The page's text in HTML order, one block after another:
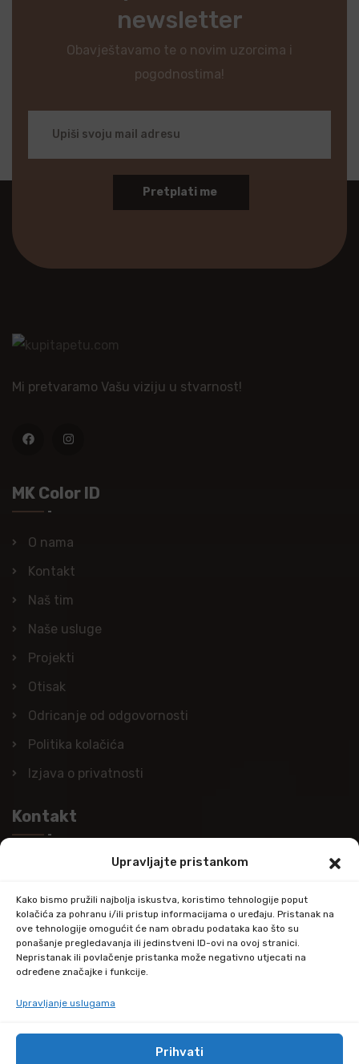
Upravljajte pristankom
Kako bismo pružili najbolja iskustva, koristimo tehnologije poput
kolačića za pohranu i/ili pristup informacijama o uređaju. Pristanak na
ove tehnologije omogućit će nam obradu podataka kao što su
ponašanje pregledavanja ili jedinstveni ID-ovi na ovoj stranici.
Nepristanak ili povlačenje pristanka može negativno utjecati na
određene značajke i funkcije.
Upravljanje uslugama
Prihvati
newsletter
Obavještavamo te o novim uzorcima i
pogodnostima!
Pretplati me
Mi pretvaramo Vašu viziju u stvarnost!
MK Color ID
O nama
Kontakt
Naš tim
Naše usluge
Projekti
Otisak
Odricanje od odgovornosti
Politika kolačića
Izjava o privatnosti
Kontakt
Nazovite nas
Pošaljite e-mail
info@kupitapetu.com
Industrijska ulica 39,
34000 Požega